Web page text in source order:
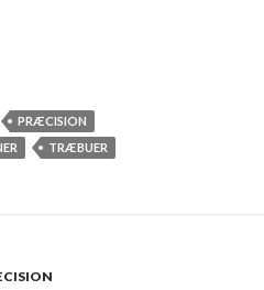
træbue-lobbyisterne
PRÆCISION
TRÆBUER